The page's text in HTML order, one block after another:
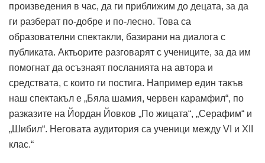
произведения в час, да ги приближим до децата, за да
ги разберат по-добре и по-лесно. Това са
образователни спектакли, базирани на диалога с
публиката. Актьорите разговарят с учениците, за да им
помогнат да осъзнаят посланията на автора и
средствата, с които ги постига. Например един такъв
наш спектакъл е „Бяла шамия, червен карамфил“, по
разказите на Йордан Йовков „По жицата“, „Серафим“ и
„Шибил“. Неговата аудитория са ученици между VI и XII
клас.“